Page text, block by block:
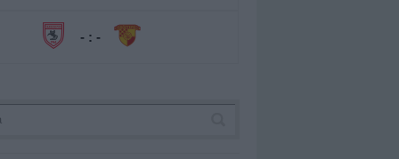
- : -